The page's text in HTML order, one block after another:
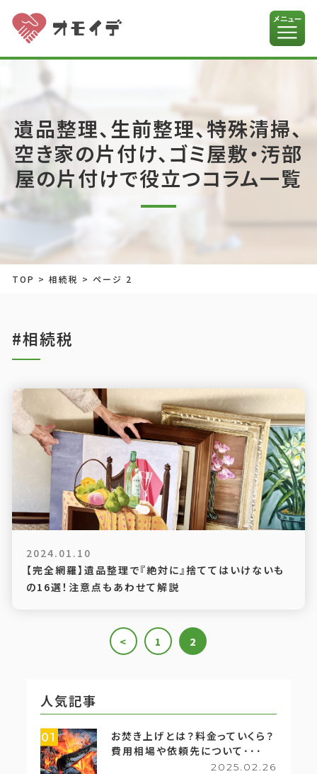
遺品整理、生前整理、特殊清掃、
空き家の片付け、ゴミ屋敷・汚部
屋の片付けで役立つコラム一覧
TOP > 相続税 > ページ 2
#相続税
2024.01.10
【完全網羅】遺品整理で『絶対に』捨ててはいけないも
の16選！注意点もあわせて解説
< 1 2
人気記事
01
お焚き上げとは？料金っていくら？
費用相場や依頼先について･･･
2025.02.26